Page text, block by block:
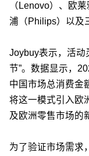
（Lenovo）、欧
浦（Philips）以及
Joybuy表示，活动
节”。数据显示，
中国市场总消费金
将这一模式引入欧
及欧洲零售市场的
为了验证市场需求